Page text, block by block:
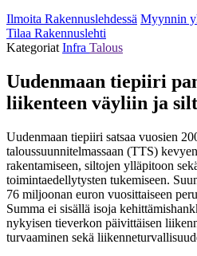
Ilmoita Rakennuslehdessä Myynnin
Tilaa Rakennuslehti
Kategoriat Infra Talous
Uudenmaan tiepiiri
liikenteen väyliin ja
Uudenmaan tiepiiri satsaa vuosien
taloussuunnitelmassaan (TTS)
rakentamiseen, siltojen ylläpitoon
toimintaedellytysten tukemiseen.
76 miljoonan euron vuosittaiseen
Summa ei sisällä isoja
nykyisen tieverkon päivittäisen
turvaaminen sekä